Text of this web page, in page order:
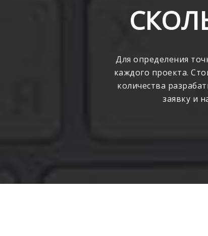
Для определения
каждого проекта.
количества
заявку и